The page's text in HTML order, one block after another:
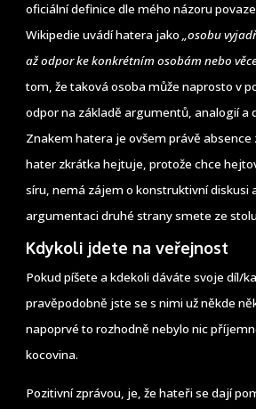
oficiální definice dle mého názoru
Wikipedie uvádí hatera jako„osobu
až odpor ke konkrétním osobám nebo
tom, že taková osoba může naprosto v
odpor na základě argumentů, analogií a
Znakem hatera je ovšem právě
hater zkrátka hejtuje, protože chce
síru, nemá zájem o konstruktivní diskusi
argumentaci druhé strany smete ze
Kdykoli jdete na veřejnost
Pokud píšete a kdekoli dáváte svoje díl/
pravěpodobně jste se s nimi už někde
napoprvé to rozhodně nebylo nic
kocovina.
Pozitivní zprávou, je, že hateři se dají